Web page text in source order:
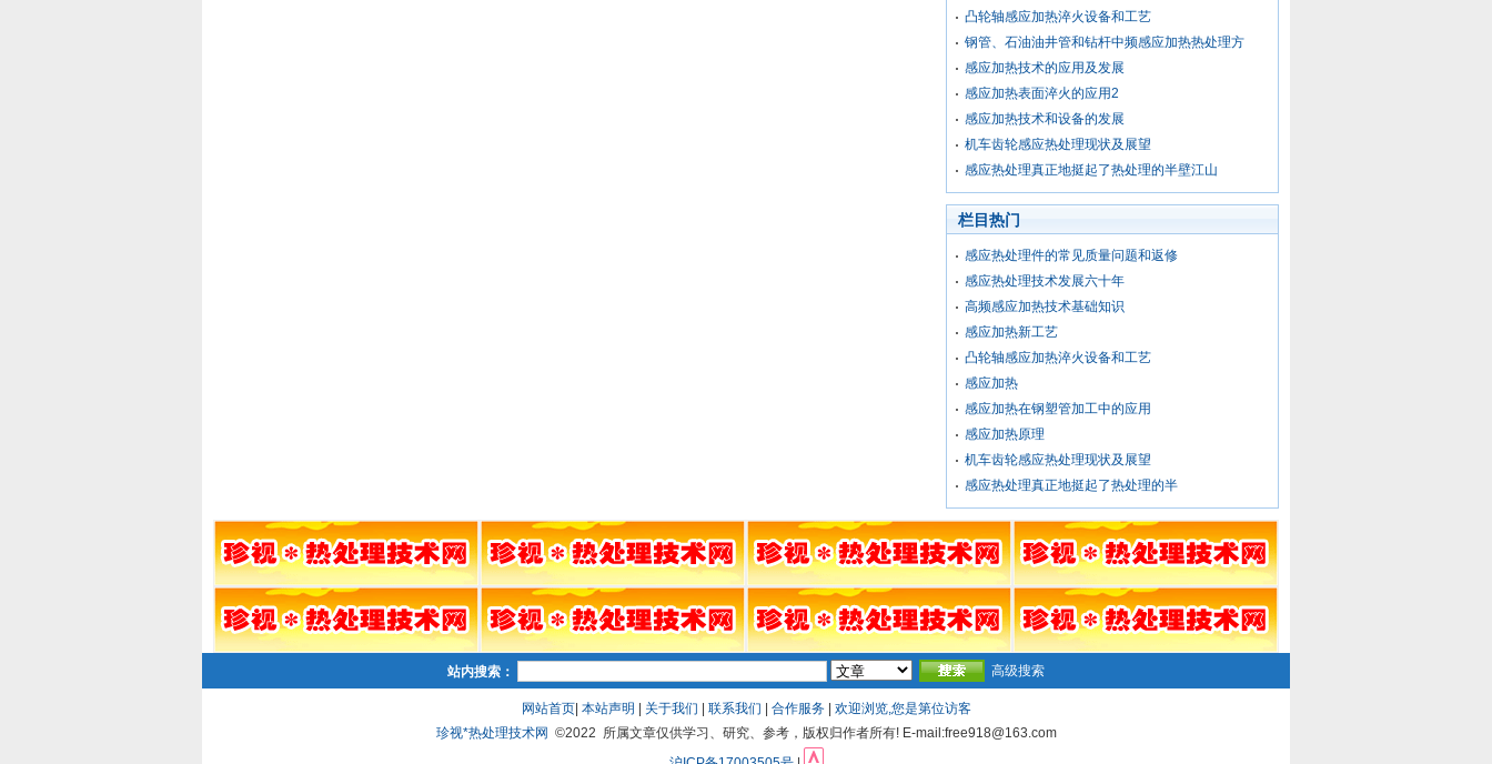
凸轮轴感应加热淬火设备和工艺
钢管、石油油井管和钻杆中频感应加热热处理方
感应加热技术的应用及发展
感应加热表面淬火的应用2
感应加热技术和设备的发展
机车齿轮感应热处理现状及展望
感应热处理真正地挺起了热处理的半壁江山
栏目热门
感应热处理件的常见质量问题和返修
感应热处理技术发展六十年
高频感应加热技术基础知识
感应加热新工艺
凸轮轴感应加热淬火设备和工艺
感应加热
感应加热在钢塑管加工中的应用
感应加热原理
机车齿轮感应热处理现状及展望
感应热处理真正地挺起了热处理的半
站内搜索： 高级搜索
网站首页| 本站声明 关于我们 联系我们 合作服务| 欢迎浏览,您是第位访客
珍视*热处理技术网 ©2022 所属文章仅供学习、研究、参考，版权归作者所有! E-mail:free918@163.com